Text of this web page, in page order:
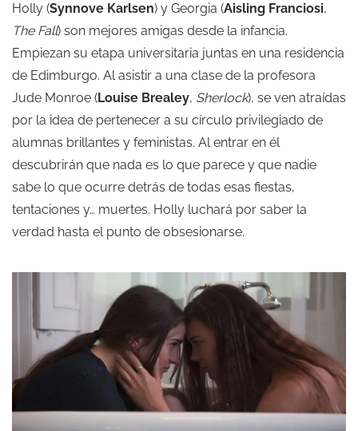
Holly (Synnove Karlsen) y Georgia (Aisling Franciosi,
The Fall) son mejores amigas desde la infancia.
Empiezan su etapa universitaria juntas en una residencia
de Edimburgo. Al asistir a una clase de la profesora
Jude Monroe (Louise Brealey, Sherlock), se ven atraídas
por la idea de pertenecer a su círculo privilegiado de
alumnas brillantes y feministas. Al entrar en él
descubrirán que nada es lo que parece y que nadie
sabe lo que ocurre detrás de todas esas fiestas,
tentaciones y… muertes. Holly luchará por saber la
verdad hasta el punto de obsesionarse.